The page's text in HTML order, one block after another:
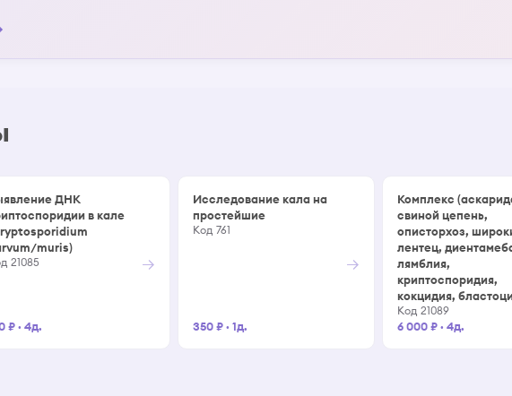
ДНК
в кале
muris)
21085
₽· 4д.
→
Исследование кала на
простейшие
Код 761
350 ₽· 1д.
→
Комплекс
свиной цепень,
описторхоз,
лентец,
лямблия,
криптоспоридия,
кокцидия,
Код 21089
6 000 ₽·4д.